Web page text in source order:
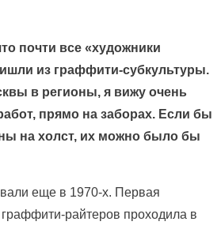
почти все «художники
из граффити-субкультуры.
в регионы, я вижу очень
прямо на заборах. Если бы
на холст, их можно было бы
еще в 1970-х. Первая
райтеров проходила в